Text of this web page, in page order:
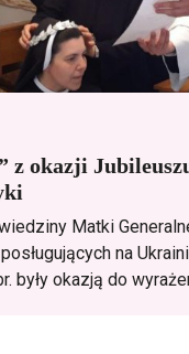
z okazji
Matki
na
były okazją do